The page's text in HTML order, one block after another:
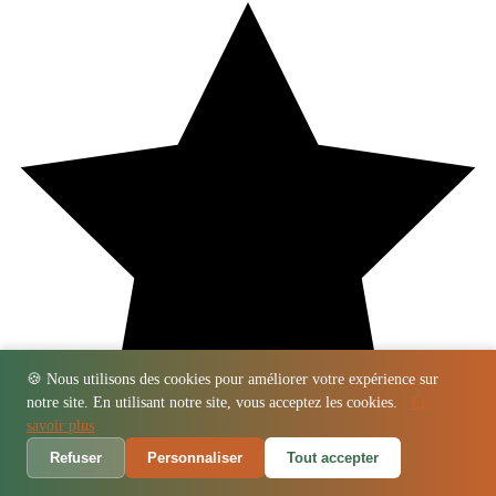
🍪 Nous utilisons des cookies pour améliorer votre expérience sur
notre site. En utilisant notre site, vous acceptez les cookies.
savoir plus
Refuser
Personnaliser Tout accepter